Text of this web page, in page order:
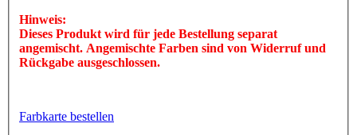
Hinweis:
Dieses Produkt wird für jede Bestellung separat
angemischt. Angemischte Farben sind von Widerruf und
Rückgabe ausgeschlossen.
Farbkarte bestellen